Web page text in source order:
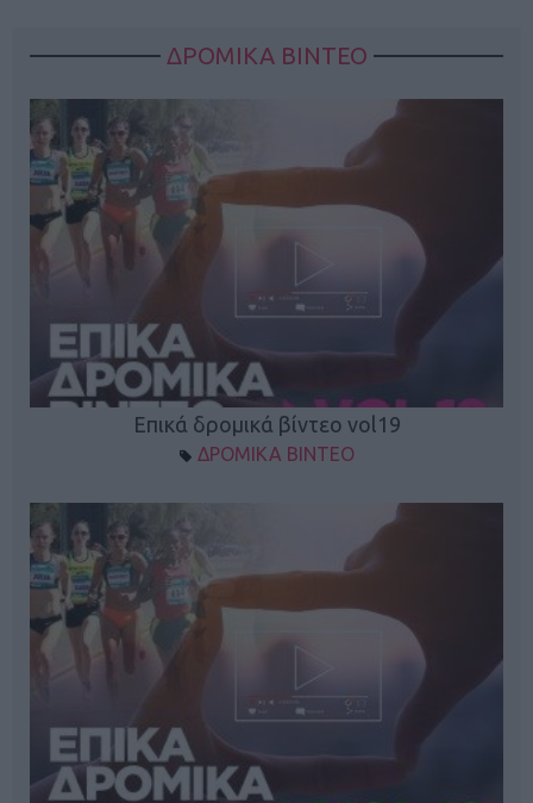
ΔΡΟΜΙΚΑ ΒΙΝΤΕΟ
Επικά δρομικά βίντεο vol19
ΔΡΟΜΙΚΑ ΒΙΝΤΕΟ